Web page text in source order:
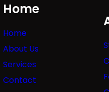
Home
Home
About Us
Services
Contact